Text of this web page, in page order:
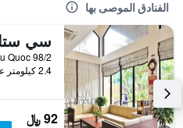
الفنادق الموصى بها
2.4 كيلومتر عن وسط المدينة
92 ﷼